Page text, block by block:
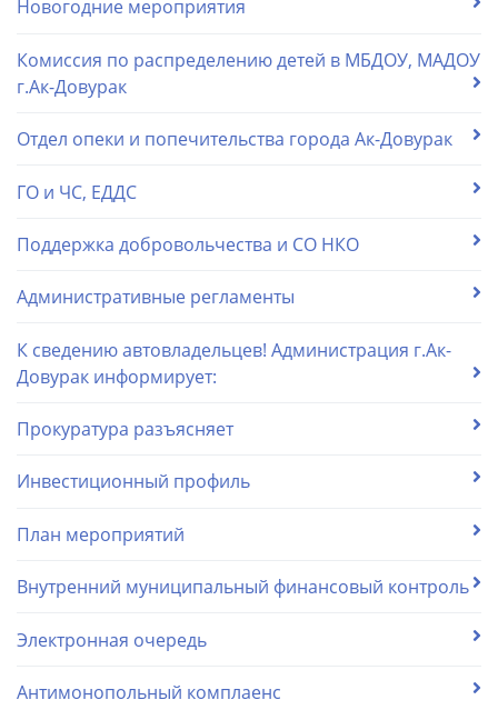
Новогодние мероприятия
Комиссия по распределению детей в МБДОУ, МАДОУ
г.Ак-Довурак
Отдел опеки и попечительства города Ак-Довурак
ГО и ЧС, ЕДДС
Поддержка добровольчества и СО НКО
Административные регламенты
К сведению автовладельцев! Администрация г.Ак-
Довурак информирует:
Прокуратура разъясняет
Инвестиционный профиль
План мероприятий
Внутренний муниципальный финансовый контроль
Электронная очередь
Антимонопольный комплаенс